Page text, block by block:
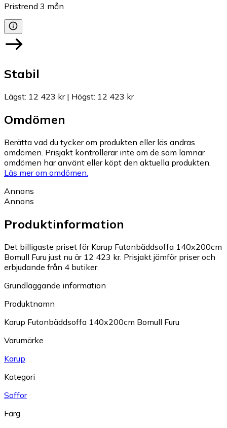
Pristrend 3 mån
Stabil
Lägst: 12 423 kr| Högst: 12 423 kr
Omdömen
Berätta vad du tycker om produkten eller läs andras
omdömen. Prisjakt kontrollerar inte om de som lämnar
omdömen har använt eller köpt den aktuella produkten.
Läs mer om omdömen.
Annons
Annons
Produktinformation
Det billigaste priset för Karup Futonbäddsoffa 140x200cm
Bomull Furu just nu är 12 423 kr. Prisjakt jämför priser och
erbjudande från 4 butiker.
Grundläggande information
Produktnamn
Karup Futonbäddsoffa 140x200cm Bomull Furu
Varumärke
Karup
Kategori
Soffor
Färg